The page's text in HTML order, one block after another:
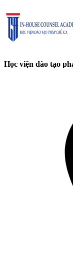
Học viện đào tạo